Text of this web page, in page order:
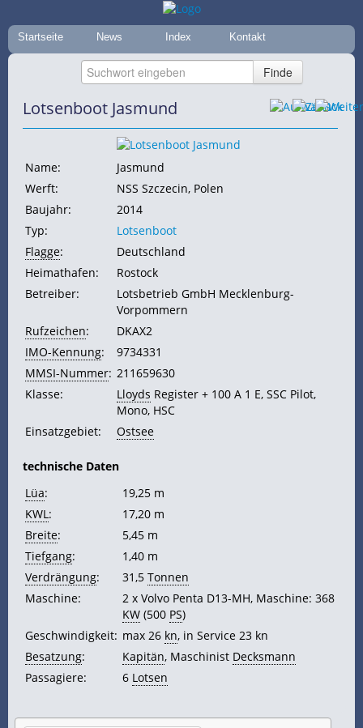
Startseite News Index Kontakt
Lotsenboot Jasmund
Name:
Jasmund
Werft:
NSS Szczecin, Polen
Baujahr:
2014
Typ:
Lotsenboot
Flagge:
Deutschland
Heimathafen:
Rostock
Betreiber:
Lotsbetrieb GmbH Mecklenburg-
Vorpommern
Rufzeichen:
DKAX2
IMO-Kennung:
9734331
MMSI-Nummer: 211659630
Klasse:
Lloyds Register + 100 A 1 E, SSC Pilot,
Mono, HSC
Einsatzgebiet:
Ostsee
technische Daten
Lüa:
19,25 m
KWL:
17,20 m
Breite:
5,45 m
Tiefgang:
1,40 m
Verdrängung: 31,5 Tonnen
Maschine:
2 x Volvo Penta D13-MH, Maschine: 368
KW (500 PS)
Geschwindigkeit: max 26 kn, in Service 23 kn
Besatzung: Kapitän, Maschinist Decksmann
Passagiere:
6 Lotsen